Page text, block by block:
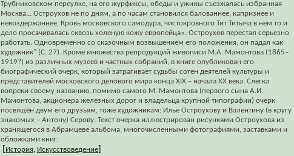
Трубниковском переулке, на его журфиксы, обеды и ужины съезжалась избранная
Москва... Остроухов не по дням, а по часам становился балованнее, капризнее и
невоздержаннее. Кровь московского самодура, чистокровного Тит Титыча в нем то и
дело просачивалась сквозь холеную кожу европейца». Остроухов перестал серьезно
работать. Одновременно со сказочным возвышением его положения, он падал как
художник" (С. 27). Кроме множества репродукций живописи М.А. Мамонтова (1865–
1919?) из различных музеев и частных собраний, в книге опубликован его
биографический очерк, который затрагивает судьбы сотен деятелей культуры и
представителей московского делового мира конца XIX – начала XX века. Слегка
вопреки своему названию, помимо самого М. Мамонтова (первого сына А.И.
Мамонтова, акционера железных дорог и владельца крупной типографии) очерк
посвящён двум его друзьям, тоже художникам: Илье Остроухову и Валентину (в кругу
знакомых – Антону) Серову. Текст очерка иллюстрирован рисунками Остроухова из
хранящегося в Абрамцеве альбома, многочисленными фотографиями, заставками и
обложками книг.
История, Искусствоведение